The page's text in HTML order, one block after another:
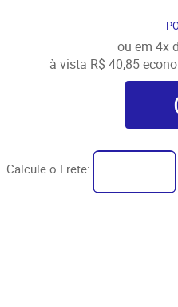
ou em 4x
à vista R$ 40,85
Calcule o Frete: